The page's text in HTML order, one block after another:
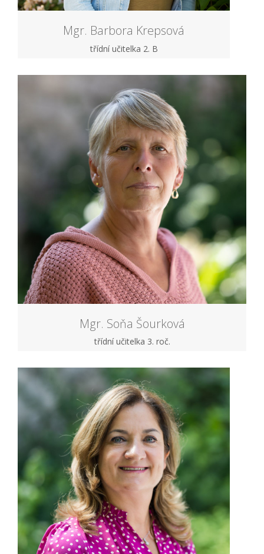
Mgr. Barbora Krepsová
třídní učitelka 2. B
Mgr. Soňa Šourková
třídní učitelka 3. roč.